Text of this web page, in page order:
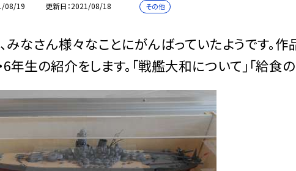
08/19 更新日 2021/08/18 その他
みなさん様々なことにがんばっていたようです。
6年生の紹介をします。「戦艦大和について」「給食